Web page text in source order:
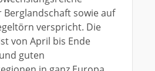
sowie auf
verspricht. Die
von April bis Ende
guten